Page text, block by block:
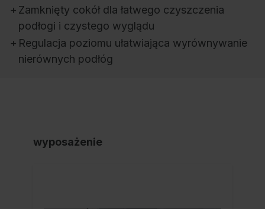
+ Zamknięty cokół dla łatwego czyszczenia
podłogi i czystego wyglądu
+ Regulacja poziomu ułatwiająca wyrównywanie
nierównych podłóg
wyposażenie